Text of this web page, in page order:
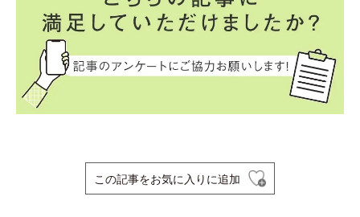
この記事をお気に入りに追加